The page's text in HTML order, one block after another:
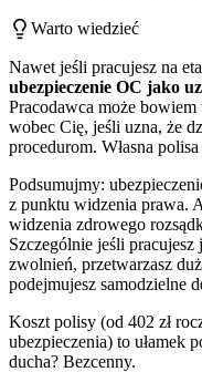
Warto wiedzieć
Nawet jeśli pracujesz na
ubezpieczenie OC jako
Pracodawca może
wobec Cię, jeśli uzna, że
procedurom. Własna
Podsumujmy:
z punktu widzenia prawa.
widzenia zdrowego
Szczególnie jeśli pracujesz
zwolnień, przetwarzasz
podejmujesz samodzielne
Koszt polisy (od 402 zł
ubezpieczenia) to ułamek
ducha? Bezcenny.